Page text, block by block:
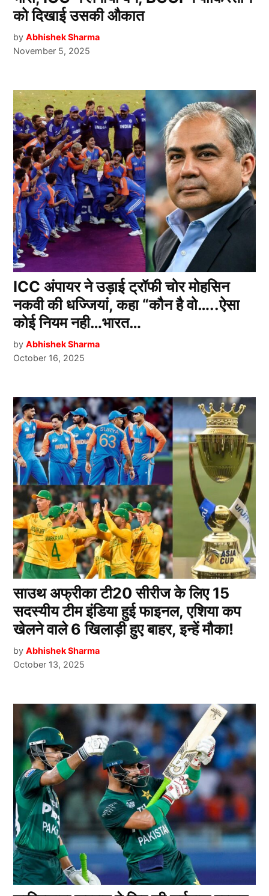
को दिखाई उसकी औकात
by Abhishek Sharma
November 5, 2025
ICC अंपायर ने उड़ाई ट्रॉफी चोर मोहसिन
नकवी की धज्जियां, कहा “कौन है वो…..ऐसा
कोई नियम नही…भारत…
by Abhishek Sharma
October 16, 2025
साउथ अफ्रीका टी20 सीरीज के लिए 15
सदस्यीय टीम इंडिया हुई फाइनल, एशिया कप
खेलने वाले 6 खिलाड़ी हुए बाहर, इन्हें मौका!
by Abhishek Sharma
October 13, 2025